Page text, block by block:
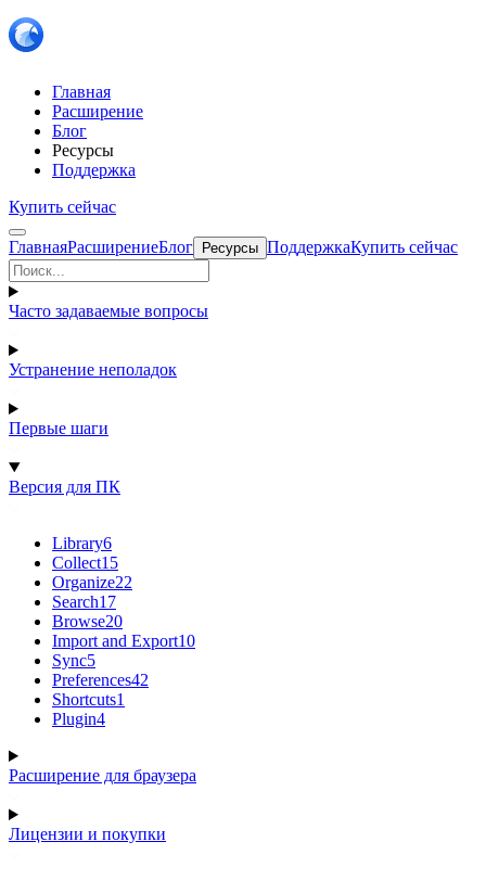
Главная
Расширение
Блог
Ресурсы
Поддержка
Купить сейчас
ГлавнаяРасширениеБлог Ресурсы ПоддержкаКупить сейчас
Часто задаваемые вопросы
Устранение неполадок
Первые шаги
Версия для ПК
Library6
Collect15
Organize22
Search17
Browse20
Import and Export10
Sync5
Preferences42
Shortcuts1
Plugin4
Расширение для браузера
Лицензии и покупки